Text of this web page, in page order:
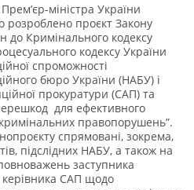
міністра України
розроблено проєкт Закону
до Кримінального кодексу
кодексу України
спроможності
бюро України (НАБУ) і
прокуратури (САП) та
для ефективного
правопорушень”.
спрямовані, зокрема,
підслідних НАБУ, а також на
заступника
керівника САП щодо